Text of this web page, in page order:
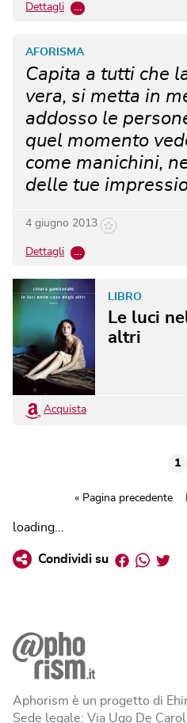
Dettagli …
Capita a tutti che
vera, si metta in
addosso le
quel momento
come manichini,
delle tue
AFORISMA
4 giugno 2013
Dettagli …
Le luci
altri
LIBRO
Acquista
1
« Pagina precedente
loading...
Condividi su Facebook
Aphorism è un progetto di
Sede legale: Via Ugo De